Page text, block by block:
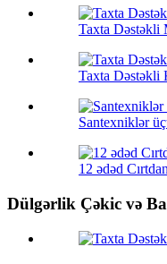
Taxta Dəstəkli
Taxta Dəstəkli
Santexniklər
12 ədəd
Dülgərlik Çəkic və